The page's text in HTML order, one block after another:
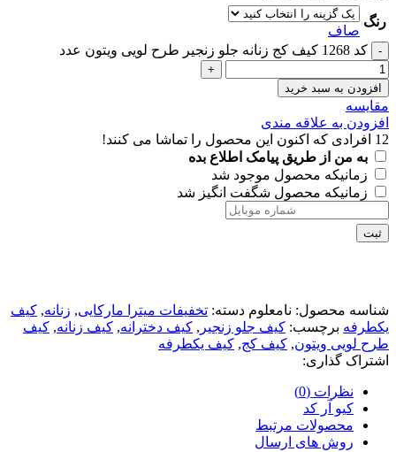
رنگ
صاف
کد 1268 کیف کج زنانه جلو زنجیر طرح لویی ویتون عدد
افزودن به سبد خرید
مقايسه
افزودن به علاقه مندی
12 افرادی که اکنون این محصول را تماشا می کنند!
به من از طریق پیامک اطلاع بده
زمانیکه محصول موجود شد
زمانیکه محصول شگفت انگیز شد
ثبت
شناسه محصول: نامعلوم دسته: تخفیفات میترا مارکایی, زنانه, کیف
یکطرفه برچسب: کیف جلو زنجیر , کیف دخترانه, کیف زنانه, کیف
طرح لویی ویتون, کیف کج, کیف یکطرفه
اشتراک گذاری:
نظرات (0)
کیو آر کد
محصولات مرتبط
روش های ارسال